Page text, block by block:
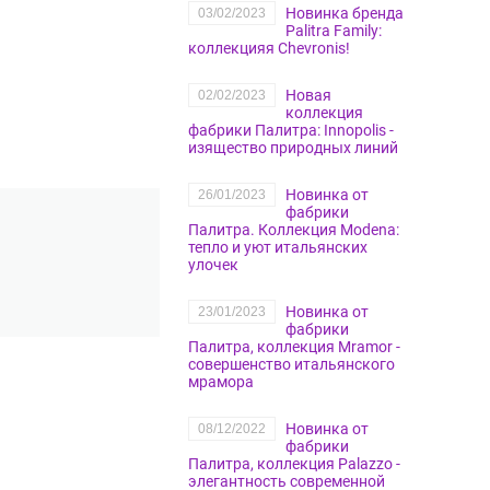
03/02/2023
Новинка бренда
Palitra Family:
коллекцияя Chevronis!
02/02/2023
Новая
коллекция
фабрики Палитра: Innopolis -
изящество природных линий
26/01/2023
Новинка от
фабрики
Палитра. Коллекция Modena:
тепло и уют итальянских
улочек
23/01/2023
Новинка от
фабрики
Палитра, коллекция Mramor -
совершенство итальянского
мрамора
08/12/2022
Новинка от
фабрики
Палитра, коллекция Palazzo -
элегантность современной